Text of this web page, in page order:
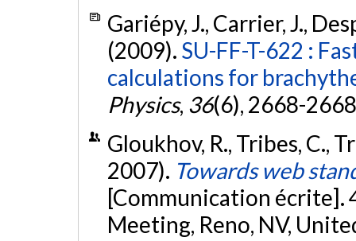
Gariépy, J., Carrier, J.,
(2009). SU-FF-T-622 :
calculations for
Physics, 36(6), 2668-
Gloukhov, R., Tribes, C.,
2007). Towards web
[Communication écrite].
Meeting, Reno, NV,